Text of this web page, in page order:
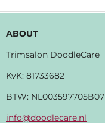
ABOUT
Trimsalon DoodleCare
KvK: 81733682
BTW: NL003597705B07
info@doodlecare.nl